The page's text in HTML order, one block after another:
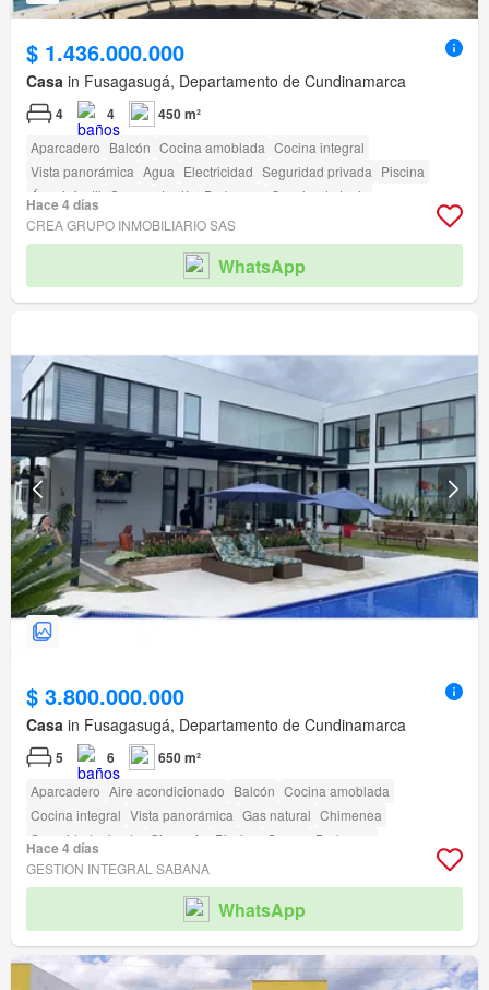
$ 1.436.000.000
Casa in Fusagasugá, Departamento de Cundinamarca
4 4 450 m²
Aparcadero Balcón Cocina amoblada Cocina integral
Vista panorámica Agua Electricidad Seguridad privada Piscina
Área infantil Sauna Jardín Barbecue Cancha de tenis
Hace 4 días
CREA GRUPO INMOBILIARIO SAS
WhatsApp
$ 3.800.000.000
Casa in Fusagasugá, Departamento de Cundinamarca
5 6 650 m²
Aparcadero Aire acondicionado Balcón Cocina amoblada
Cocina integral Vista panorámica Gas natural Chimenea
Seguridad privada
Gimnasio Piscina Sauna
Barbecue
Cancha de tenis
Hace 4 días
GESTION INTEGRAL SABANA
WhatsApp